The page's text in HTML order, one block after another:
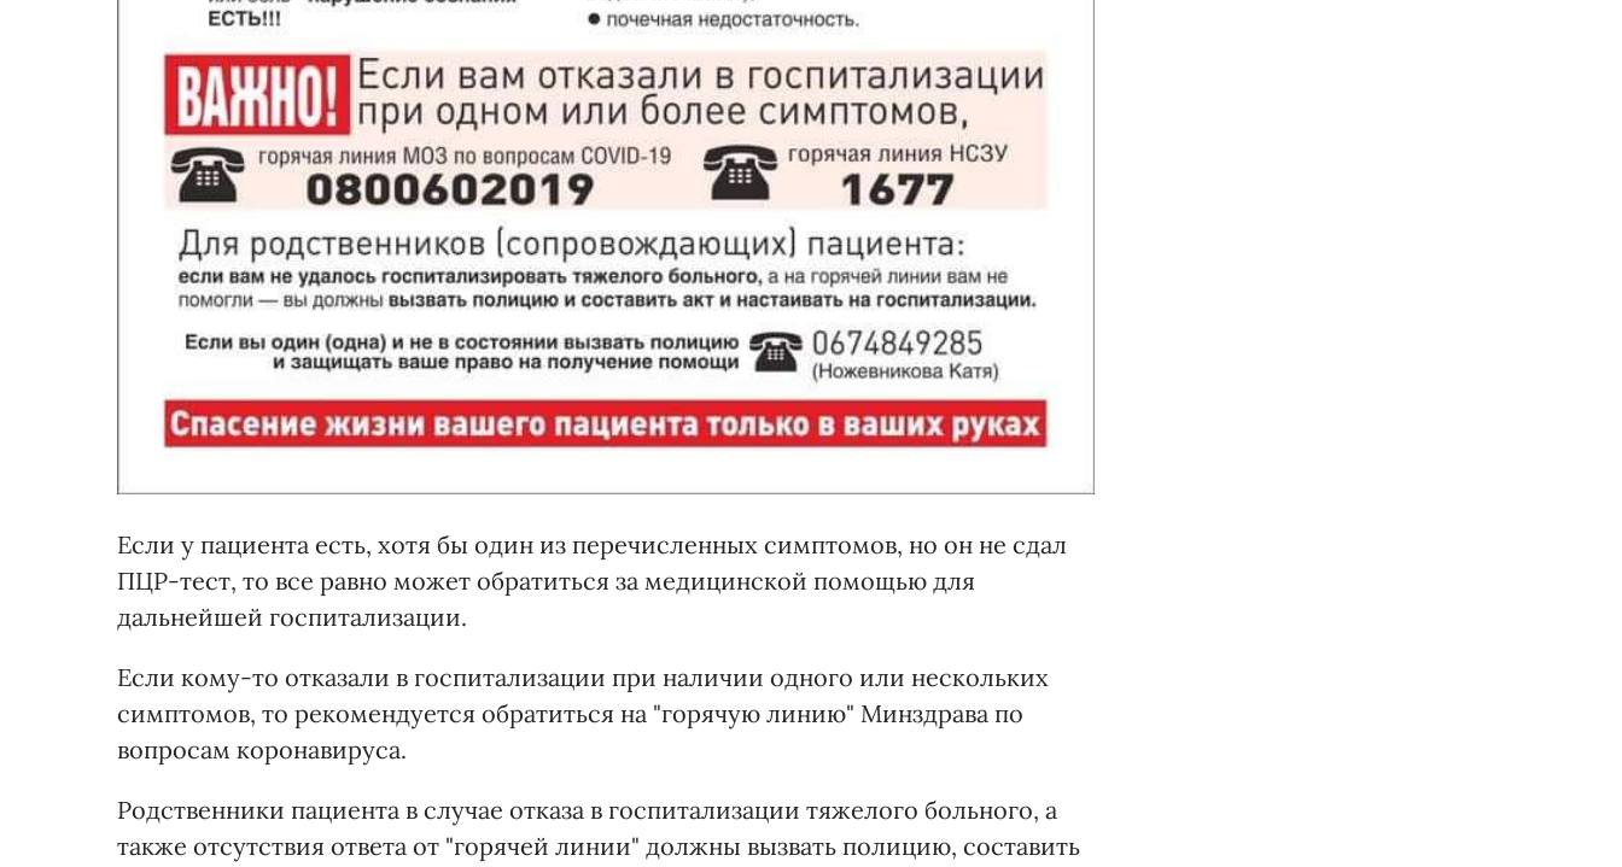
Если у пациента есть, хотя бы один из перечисленных симптомов, но он не сдал
ПЦР-тест, то все равно может обратиться за медицинской помощью для
дальнейшей госпитализации.
Если кому-то отказали в госпитализации при наличии одного или нескольких
симптомов, то рекомендуется обратиться на "горячую линию" Минздрава по
вопросам коронавируса.
Родственники пациента в случае отказа в госпитализации тяжелого больного, а
также отсутствия ответа от "горячей линии" должны вызвать полицию, составить